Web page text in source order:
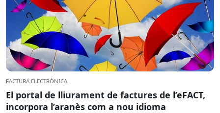
FACTURA ELECTRÒNICA
El portal de lliurament de factures de l’eFACT,
incorpora l’aranès com a nou idioma